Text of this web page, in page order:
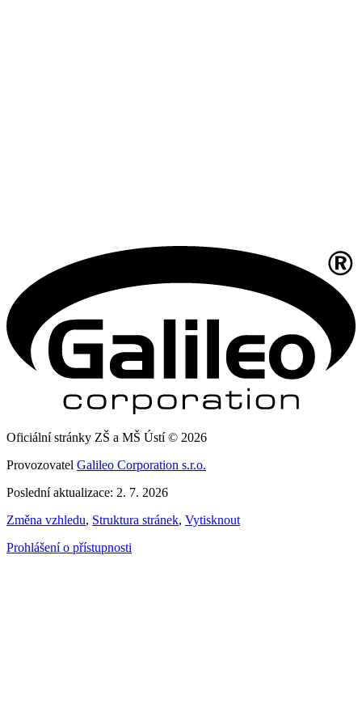
Oficiální stránky ZŠ a MŠ Ústí © 2026
Provozovatel Galileo Corporation s.r.o.
Poslední aktualizace: 2. 7. 2026
Změna vzhledu, Struktura stránek, Vytisknout
Prohlášení o přístupnosti